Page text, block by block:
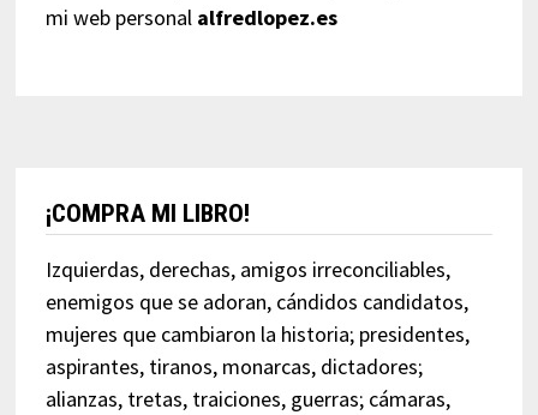
mi web personal alfredlopez.es
¡COMPRA MI LIBRO!
Izquierdas, derechas, amigos irreconciliables,
enemigos que se adoran, cándidos candidatos,
mujeres que cambiaron la historia; presidentes,
aspirantes, tiranos, monarcas, dictadores;
alianzas, tretas, traiciones, guerras; cámaras,